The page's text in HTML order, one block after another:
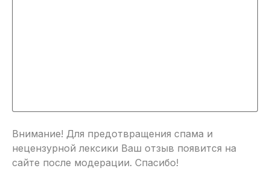
Внимание! Для предотвращения спама и
нецензурной лексики Ваш отзыв появится на
сайте после модерации. Спасибо!